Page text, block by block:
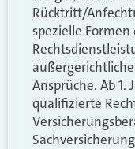
Rücktritt/
spezielle
Ansprüche. Ab 1.
qualifizierte